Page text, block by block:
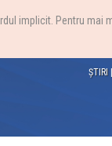
implicit. Pentru mai
ȘTIRI